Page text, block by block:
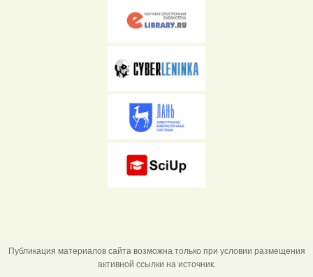
Публикация материалов сайта возможна только при условии размещения
активной ссылки на источник.